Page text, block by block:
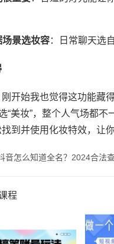
场景选妆容​：日常聊天选
开始我也觉得这功能藏
“美妆”，整个人气场都
到并使用化妆特效，让
音怎么知道全名？2024合法
程